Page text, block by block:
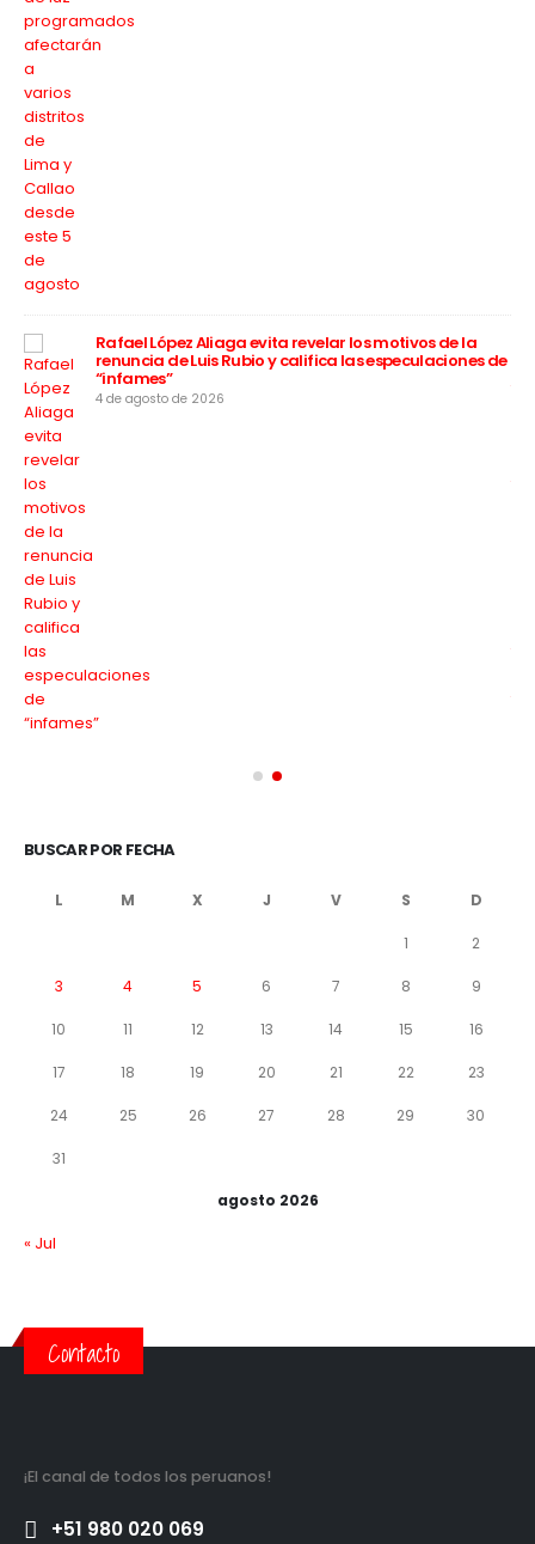
Rafael López Aliaga evita revelar los motivos de la
renuncia de Luis Rubio y califica las especulaciones de
“infames”
4 de agosto de 2026
BUSCAR POR FECHA
agosto 2026
L M X J V S D
1 2
3 4 5 6 7 8 9
10 11 12 13 14 15 16
17 18 19 20 21 22 23
24 25 26 27 28 29 30
31
« Jul
Contacto
¡El canal de todos los peruanos!
+51 980 020 069